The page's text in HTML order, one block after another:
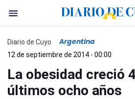
Diario de Cuyo Argentina
12 de septiembre de 2014 - 00:00
La obesidad creció
últimos ocho años